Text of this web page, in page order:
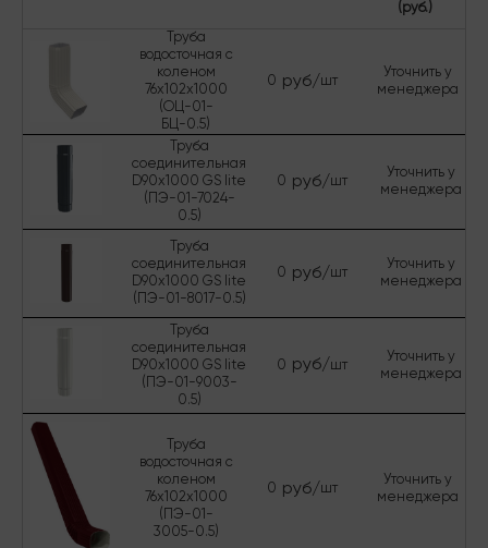
(руб.)
Труба
водосточная с
коленом
76х102х1000
(ОЦ-01-
БЦ-0.5)
0 руб/шт
Уточнить у
менеджера
Труба
соединительная
D90х1000 GS lite
(ПЭ-01-7024-
0.5)
0 руб/шт
Уточнить у
менеджера
Труба
соединительная
D90х1000 GS lite
(ПЭ-01-8017-0.5)
0 руб/шт
Уточнить у
менеджера
Труба
соединительная
D90х1000 GS lite
(ПЭ-01-9003-
0.5)
0 руб/шт
Уточнить у
менеджера
Труба
водосточная с
коленом
76х102х1000
(ПЭ-01-
3005-0.5)
0 руб/шт
Уточнить у
менеджера